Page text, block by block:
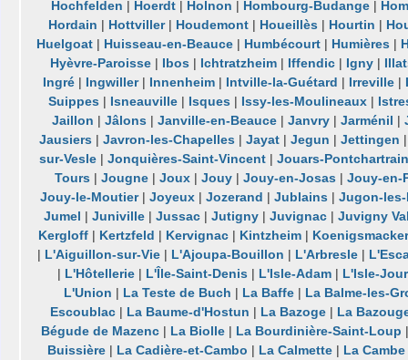
Hochfelden | Hoerdt| Holnon | Hombourg-Budange|
Hordain | Hottviller| Houdemont | Houeillès | Hourtin |
Huelgoat | Huisseau-en-Beauce | Humbécourt | Humières |
Hyèvre-Paroisse | Ibos | Ichtratzheim | Iffendic | Igny |
Ingré| Ingwiller| Innenheim| Intville-la-Guétard | Irreville|
Suippes| Isneauville| Isques| Issy-les-Moulineaux|
Jaillon |Jâlons |Janville-en-Beauce |Janvry |Jarménil |
Jausiers |Javron-les-Chapelles |Jayat |Jegun |Jettingen
sur-Vesle |Jonquières-Saint-Vincent |Jouars-
Tours |Jougne |Joux |Jouy |Jouy-en-Josas |Jouy-en-
Jouy-le-Moutier| Joyeux| Jozerand | Jublains| Jugon-
Jumel |Juniville |Jussac |Jutigny |Juvignac |Juvigny
Kergloff | Kertzfeld | Kervignac | Kintzheim |
| L'Aiguillon-sur-Vie | L'Ajoupa-Bouillon | L'Arbresle |
| L'Hôtellerie| L'Île-Saint-Denis| L'Isle-Adam| L'Isle-
L'Union | La Teste de Buch | La Baffe| La Balme-les-
Escoublac| La Baume-d'Hostun | La Bazoge| La
Bégude de Mazenc | La Biolle | La Bourdinière-Saint-Loup
Buissière| La Cadière-et-Cambo | La Calmette| La Cambe